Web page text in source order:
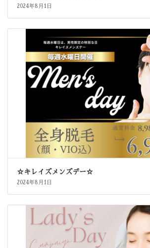
2024年8月1日
☆キレイズメンズデー☆
2024年8月1日